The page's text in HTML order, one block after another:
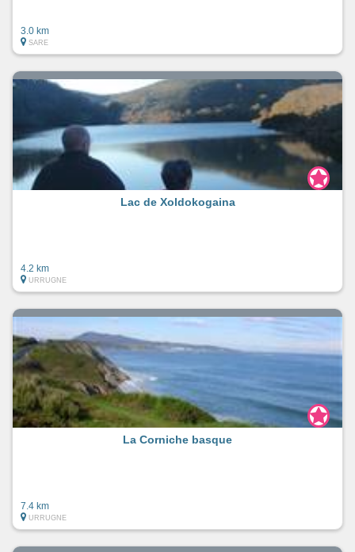
3.0 km
SARE
Lac de Xoldokogaina
4.2 km
URRUGNE
La Corniche basque
7.4 km
URRUGNE